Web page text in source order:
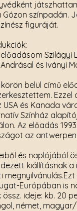
színpadán.
figuráját.
és Iványi
belül című
és Kanada
Színház
Az előadás
az
és naplójából
kiállításnak
Európában is
ideje: kb. 20
német,